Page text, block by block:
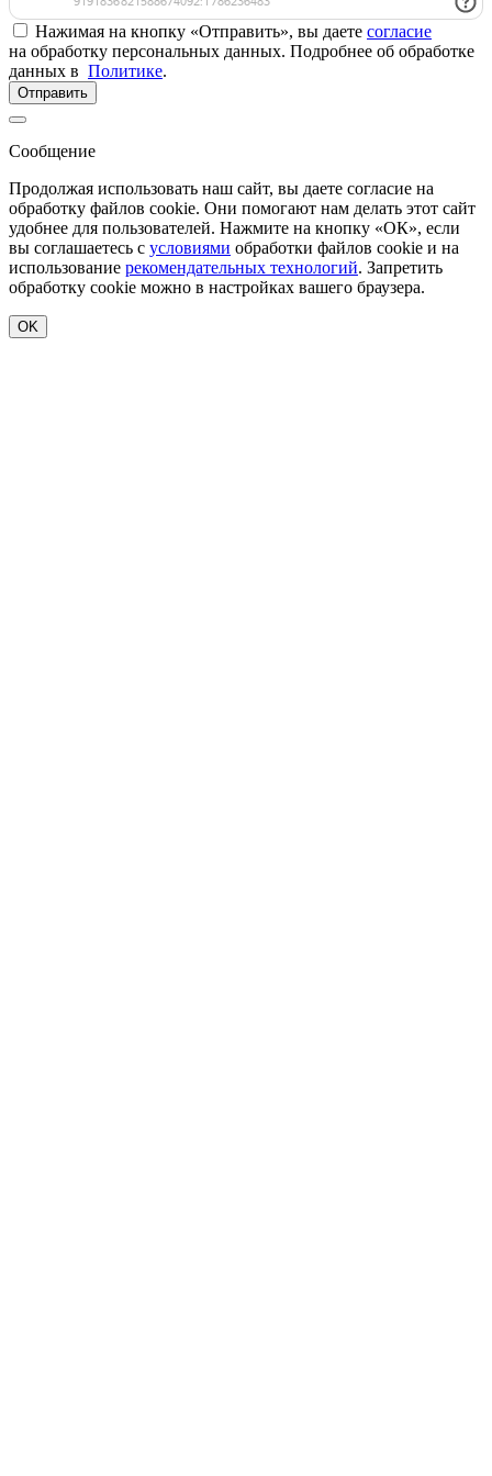
Нажимая на кнопку «Отправить», вы даете согласие
на обработку персональных данных. Подробнее об обработке
данных в Политике.
Отправить
Сообщение
Продолжая использовать наш сайт, вы даете согласие на
обработку файлов cookie. Они помогают нам делать этот сайт
удобнее для пользователей. Нажмите на кнопку «ОК», если
вы соглашаетесь с условиями обработки файлов cookie и на
использование рекомендательных технологий. Запретить
обработку cookie можно в настройках вашего браузера.
OK